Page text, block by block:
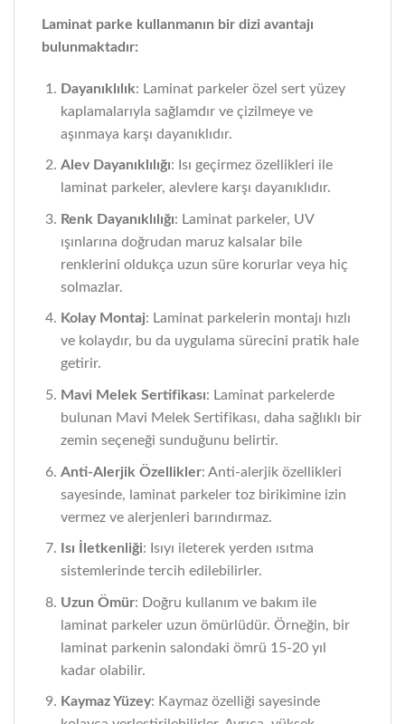
Laminat parke kullanmanın bir dizi avantajı
bulunmaktadır:
Dayanıklılık: Laminat parkeler özel sert yüzey
kaplamalarıyla sağlamdır ve çizilmeye ve
aşınmaya karşı dayanıklıdır.
Alev Dayanıklılığı: Isı geçirmez özellikleri ile
laminat parkeler, alevlere karşı dayanıklıdır.
Renk Dayanıklılığı: Laminat parkeler, UV
ışınlarına doğrudan maruz kalsalar bile
renklerini oldukça uzun süre korurlar veya hiç
solmazlar.
Kolay Montaj: Laminat parkelerin montajı hızlı
ve kolaydır, bu da uygulama sürecini pratik hale
getirir.
Mavi Melek Sertifikası: Laminat parkelerde
bulunan Mavi Melek Sertifikası, daha sağlıklı bir
zemin seçeneği sunduğunu belirtir.
Anti-Alerjik Özellikler: Anti-alerjik özellikleri
sayesinde, laminat parkeler toz birikimine izin
vermez ve alerjenleri barındırmaz.
Isı İletkenliği: Isıyı ileterek yerden ısıtma
sistemlerinde tercih edilebilirler.
Uzun Ömür: Doğru kullanım ve bakım ile
laminat parkeler uzun ömürlüdür. Örneğin, bir
laminat parkenin salondaki ömrü 15-20 yıl
kadar olabilir.
Kaymaz Yüzey: Kaymaz özelliği sayesinde